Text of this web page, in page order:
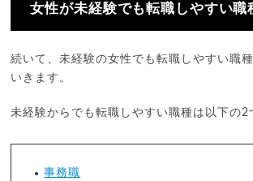
女性が未経験でも転職しやすい職
続いて、未経験の女性でも転職しやすい職
いきます。
未経験からでも転職しやすい職種は以下の2
事務職